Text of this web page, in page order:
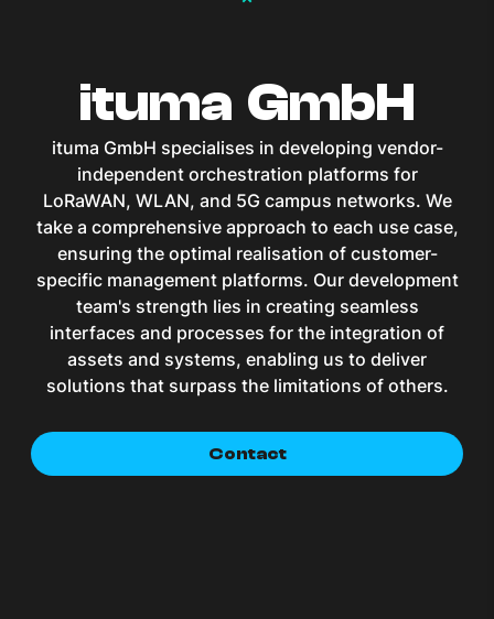
ituma GmbH
ituma GmbH specialises in developing vendor-
independent orchestration platforms for
LoRaWAN, WLAN, and 5G campus networks. We
take a comprehensive approach to each use case,
ensuring the optimal realisation of customer-
specific management platforms. Our development
team's strength lies in creating seamless
interfaces and processes for the integration of
assets and systems, enabling us to deliver
solutions that surpass the limitations of others.
Contact